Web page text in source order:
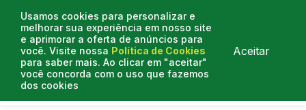
Usamos cookies para personalizar e
melhorar sua experiência em nosso site
e aprimorar a oferta de anúncios para
você. Visite nossa Política de Cookies
para saber mais. Ao clicar em "aceitar"
você concorda com o uso que fazemos
dos cookies
Aceitar
Curtas do Poder